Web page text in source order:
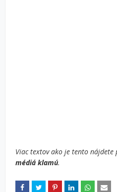
Viac textov ako je tento
médiá klamú.